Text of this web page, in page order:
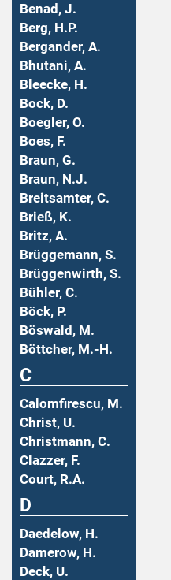
Benad, J.
Berg, H.P.
Bergander, A.
Bhutani, A.
Bleecke, H.
Bock, D.
Boegler, O.
Boes, F.
Braun, G.
Braun, N.J.
Breitsamter, C.
Brieß, K.
Britz, A.
Brüggemann, S.
Brüggenwirth, S.
Bühler, C.
Böck, P.
Böswald, M.
Böttcher, M.-H.
C
Calomfirescu, M.
Christ, U.
Christmann, C.
Clazzer, F.
Court, R.A.
D
Daedelow, H.
Damerow, H.
Deck, U.